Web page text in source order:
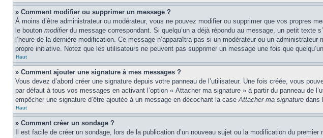
» Comment modifier ou supprimer un message ?
À moins d’être administrateur ou modérateur, vous ne pouvez modifier ou supprimer que vos propres
le bouton modifierdu message correspondant. Si quelqu’un a déjà répondu au message, un petit texte
l’heure de la dernière modification. Ce message n’apparaîtra pas si un modérateur ou un
propre initiative. Notez que les utilisateurs ne peuvent pas supprimer un message une fois que
Haut
» Comment ajouter une signature à mes messages ?
Vous devez d’abord créer une signature depuis votre panneau de l’utilisateur. Une fois créée, vous
par défaut à tous vos messages en activant l’option « Attacher ma signature » à partir du panneau de
empêcher une signature d’être ajoutée à un message en décochant la caseAttacher ma signature dans
Haut
» Comment créer un sondage ?
Il est facile de créer un sondage, lors de la publication d’un nouveau sujet ou la modification du